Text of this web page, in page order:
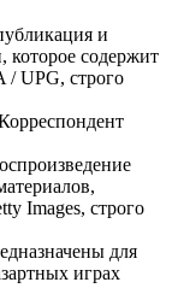
и
которое содержит
/ UPG, строго
Images, строго
для
играх